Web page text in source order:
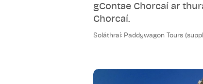
gContae Chorcaí ar
Chorcaí.
Soláthraí: Paddywagon Tours